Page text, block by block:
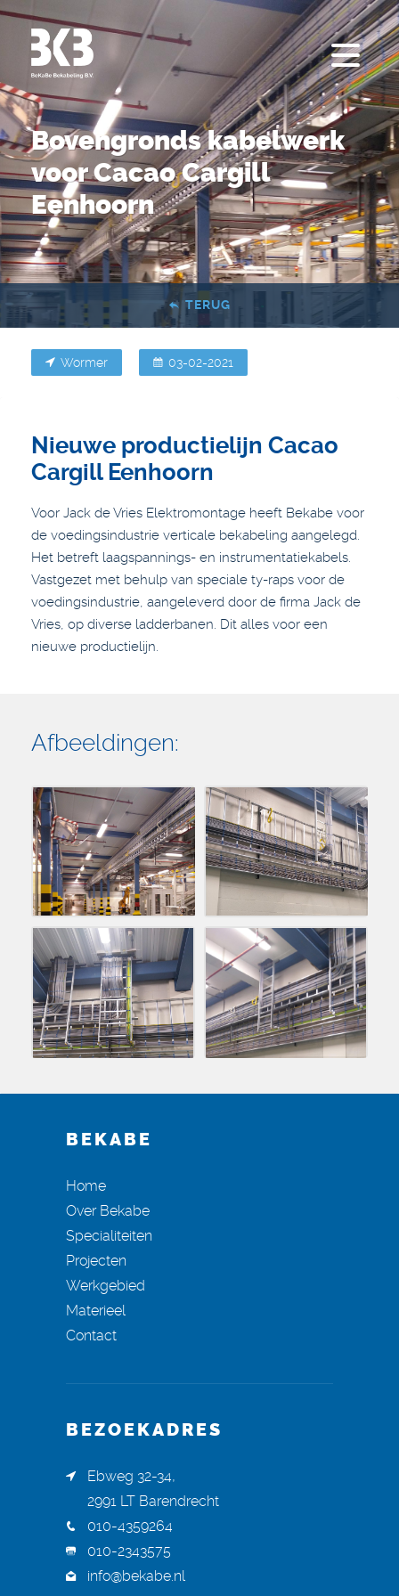
Bovengronds kabelwerk
voor Cacao Cargill
Eenhoorn
TERUG
Wormer 03-02-2021
Nieuwe productielijn Cacao
Cargill Eenhoorn
Voor Jack de Vries Elektromontage heeft Bekabe voor
de voedingsindustrie verticale bekabeling aangelegd.
Het betreft laagspannings- en instrumentatiekabels.
Vastgezet met behulp van speciale ty-raps voor de
voedingsindustrie, aangeleverd door de firma Jack de
Vries, op diverse ladderbanen. Dit alles voor een
nieuwe productielijn.
Afbeeldingen:
BEKABE
Home
Over Bekabe
Specialiteiten
Projecten
Werkgebied
Materieel
Contact
BEZOEKADRES
Ebweg 32-34,
2991 LT Barendrecht
010-4359264
010-2343575
info@bekabe.nl